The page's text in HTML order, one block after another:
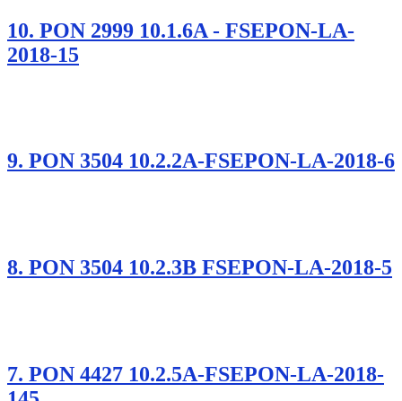
10. PON 2999 10.1.6A - FSEPON-LA-
2018-15
9. PON 3504 10.2.2A-FSEPON-LA-2018-6
8. PON 3504 10.2.3B FSEPON-LA-2018-5
7. PON 4427 10.2.5A-FSEPON-LA-2018-